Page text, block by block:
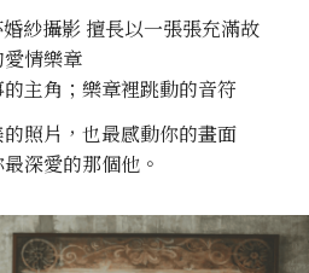
紗攝影 擅長以一張張充滿故
情樂章
主角；樂章裡跳動的音符
照片，也最感動你的畫面
深愛的那個他。